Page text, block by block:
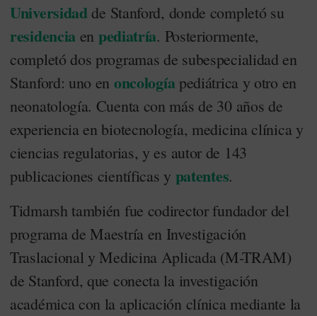
Universidadde Stanford, donde completó su
residencia en pediatría. Posteriormente,
completó dos programas de subespecialidad en
Stanford: uno en oncologíapediátrica y otro en
neonatología. Cuenta con más de 30 años de
experiencia en biotecnología, medicina clínica y
ciencias regulatorias, y es autor de 143
publicaciones científicas y patentes.
Tidmarsh también fue codirector fundador del
programa de Maestría en Investigación
Traslacional y Medicina Aplicada (M-TRAM)
de Stanford, que conecta la investigación
académica con la aplicación clínica mediante la